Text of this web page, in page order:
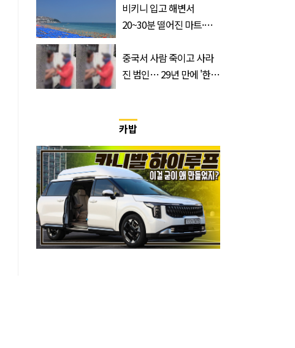
비키니 입고 해변서
20~30분 떨어진 마트·주
속출, 반응 폭발
중국서 사람 죽이고 사라
진 범인… 29년 만에 '한
카밥